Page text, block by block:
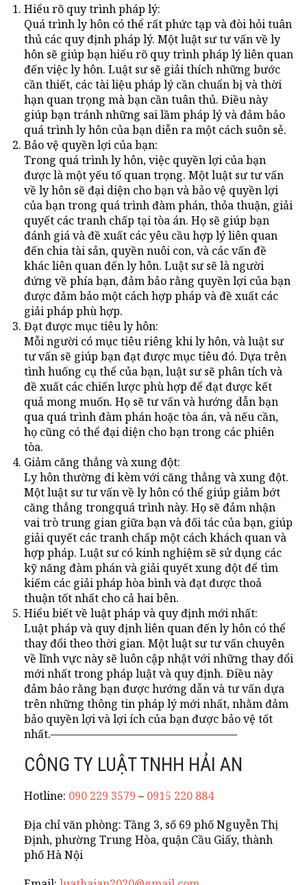
Hiểu rõ quy trình pháp lý:
Quá trình ly hôn có thể rất phức tạp và đòi hỏi tuân
thủ các quy định pháp lý. Một luật sư tư vấn về ly
hôn sẽ giúp bạn hiểu rõ quy trình pháp lý liên quan
đến việc ly hôn. Luật sư sẽ giải thích những bước
cần thiết, các tài liệu pháp lý cần chuẩn bị và thời
hạn quan trọng mà bạn cần tuân thủ. Điều này
giúp bạn tránh những sai lầm pháp lý và đảm bảo
quá trình ly hôn của bạn diễn ra một cách suôn sẻ.
Bảo vệ quyền lợi của bạn:
Trong quá trình ly hôn, việc quyền lợi của bạn
được là một yếu tố quan trọng. Một luật sư tư vấn
về ly hôn sẽ đại diện cho bạn và bảo vệ quyền lợi
của bạn trong quá trình đàm phán, thỏa thuận, giải
quyết các tranh chấp tại tòa án. Họ sẽ giúp bạn
đánh giá và đề xuất các yêu cầu hợp lý liên quan
đến chia tài sản, quyền nuôi con, và các vấn đề
khác liên quan đến ly hôn. Luật sư sẽ là người
đứng về phía bạn, đảm bảo rằng quyền lợi của bạn
được đảm bảo một cách hợp pháp và đề xuất các
giải pháp phù hợp.
Đạt được mục tiêu ly hôn:
Mỗi người có mục tiêu riêng khi ly hôn, và luật sư
tư vấn sẽ giúp bạn đạt được mục tiêu đó. Dựa trên
tình huống cụ thể của bạn, luật sư sẽ phân tích và
đề xuất các chiến lược phù hợp để đạt được kết
quả mong muốn. Họ sẽ tư vấn và hướng dẫn bạn
qua quá trình đàm phán hoặc tòa án, và nếu cần,
họ cũng có thể đại diện cho bạn trong các phiên
tòa.
Giảm căng thẳng và xung đột:
Ly hôn thường đi kèm với căng thẳng và xung đột.
Một luật sư tư vấn về ly hôn có thể giúp giảm bớt
căng thẳng trongquá trình này. Họ sẽ đảm nhận
vai trò trung gian giữa bạn và đối tác của bạn, giúp
giải quyết các tranh chấp một cách khách quan và
hợp pháp. Luật sư có kinh nghiệm sẽ sử dụng các
kỹ năng đàm phán và giải quyết xung đột để tìm
kiếm các giải pháp hòa bình và đạt được thoả
thuận tốt nhất cho cả hai bên.
Hiểu biết về luật pháp và quy định mới nhất:
Luật pháp và quy định liên quan đến ly hôn có thể
thay đổi theo thời gian. Một luật sư tư vấn chuyên
về lĩnh vực này sẽ luôn cập nhật với những thay đổi
mới nhất trong pháp luật và quy định. Điều này
đảm bảo rằng bạn được hướng dẫn và tư vấn dựa
trên những thông tin pháp lý mới nhất, nhằm đảm
bảo quyền lợi và lợi ích của bạn được bảo vệ tốt
nhất.—————————————————
CÔNG TY LUẬT TNHH HẢI AN
Hotline: 090 229 3579 – 0915 220 884
Địa chỉ văn phòng: Tầng 3, số 69 phố Nguyễn Thị
Định, phường Trung Hòa, quận Cầu Giấy, thành
phố Hà Nội